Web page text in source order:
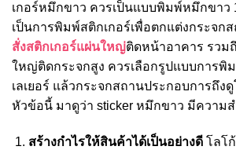
เกอร์หมึกขาว ควรเป็นแบบพิมพ์หมึกขาว
เป็นการพิมพ์สติกเกอร์เพื่อตกแต่งกระจก
สั่งสติกเกอร์แผ่นใหญ่ติดหน้าอาคาร รวม
ใหญ่ติดกระจกสูง ควรเลือกรูปแบบการพิ
เลเยอร์ แล้วกระจกสถานประกอบการถึง
หัวข้อนี้ มาดูว่า sticker หมึกขาว มีความ
สร้างกำไรให้สินค้าได้เป็นอย่างดี โลโ